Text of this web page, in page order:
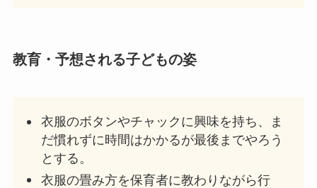
教育・予想される子どもの姿
衣服のボタンやチャックに興味を持ち、ま
だ慣れずに時間はかかるが最後までやろう
とする。
衣服の畳み方を保育者に教わりながら行